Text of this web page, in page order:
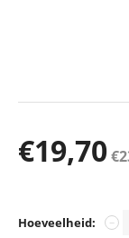
€19,70€
Hoeveelheid: −